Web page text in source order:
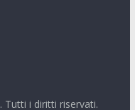
. Tutti i diritti riservati.